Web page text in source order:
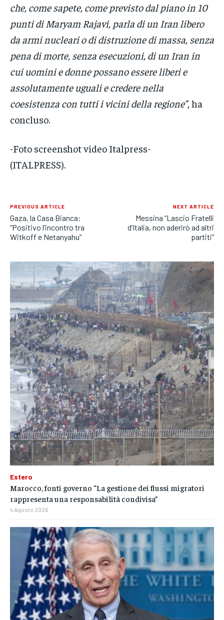
che, come sapete, come previsto dal piano in 10
punti di Maryam Rajavi, parla di un Iran libero
da armi nucleari o di distruzione di massa, senza
pena di morte, senza esecuzioni, di un Iran in
cui uomini e donne possano essere liberi e
assolutamente uguali e credere nella
coesistenza con tutti i vicini della regione”, ha
concluso.
-Foto screenshot video Italpress-
(ITALPRESS).
PREVIOUS ARTICLE
Gaza, la Casa Bianca:
“Positivo l’incontro tra
Witkoff e Netanyahu”
NEXT ARTICLE
Messina “Lascio Fratelli
d’Italia, non aderirò ad altri
partiti”
Estero
Marocco, fonti governo “La gestione dei flussi migratori
rappresenta una responsabilità condivisa”
4 Agosto 2026